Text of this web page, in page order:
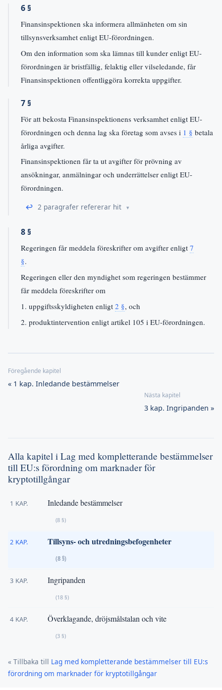
6 §
Finansinspektionen ska informera allmänheten om sin
tillsynsverksamhet enligt EU-förordningen.
Om den information som ska lämnas till kunder enligt EU-
förordningen är bristfällig, felaktig eller vilseledande, får
Finansinspektionen offentliggöra korrekta uppgifter.
7 §
För att bekosta Finansinspektionens verksamhet enligt EU-
förordningen och denna lag ska företag som avses i 1 § betala
årliga avgifter.
Finansinspektionen får ta ut avgifter för prövning av
ansökningar, anmälningar och underrättelser enligt EU-
förordningen.
↩ 2 paragrafer refererar hit
8 §
Regeringen får meddela föreskrifter om avgifter enligt 7
§.
Regeringen eller den myndighet som regeringen bestämmer
får meddela föreskrifter om
1. uppgiftsskyldigheten enligt 2 §, och
2. produktintervention enligt artikel 105 i EU-förordningen.
« 1 kap. Inledande bestämmelser
3 kap. Ingripanden »
Alla kapitel i Lag med kompletterande bestämmelser
till EU:s förordning om marknader för
kryptotillgångar
1 KAP. Inledande bestämmelser
(8 §)
2 KAP. Tillsyns- och utredningsbefogenheter
(8 §)
3 KAP. Ingripanden
(18 §)
4 KAP. Överklagande, dröjsmålstalan och vite
(3 §)
« Tillbaka till Lag med kompletterande bestämmelser till EU:s
förordning om marknader för kryptotillgångar